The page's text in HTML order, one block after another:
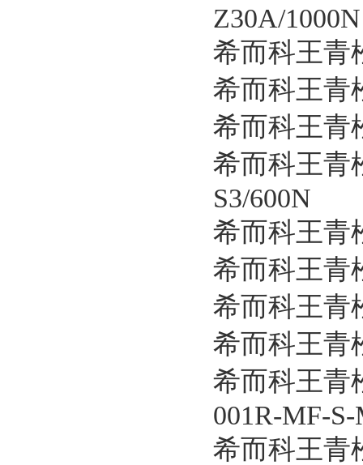
Z30A/1000N
希而科王
希而科王
希而科王
希而科王
S3/600N
希而科王
希而科王
希而科王
希而科王
希而科王
001R-MF-
希而科王